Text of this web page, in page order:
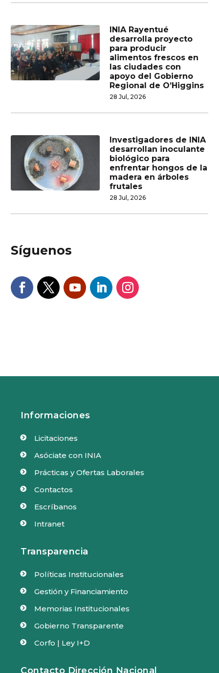
INIA Rayentué
desarrolla proyecto
para producir
alimentos frescos en
las ciudades con
apoyo del Gobierno
Regional de O’Higgins
28 Jul, 2026
Investigadores de INIA
desarrollan inoculante
biológico para
enfrentar hongos de la
madera en árboles
frutales
28 Jul, 2026
Síguenos
Informaciones
 Licitaciones
 Asóciate con INIA
 Prácticas y Ofertas Laborales
 Contactos
 Escríbanos
 Intranet
Transparencia
 Políticas Institucionales
 Gestión y Financiamiento
 Memorias Institucionales
 Gobierno Transparente
 Corfo | Ley I+D
Contacto Dirección Nacional